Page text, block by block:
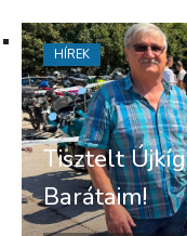
Tisztelt
Barátaim!
HÍREK